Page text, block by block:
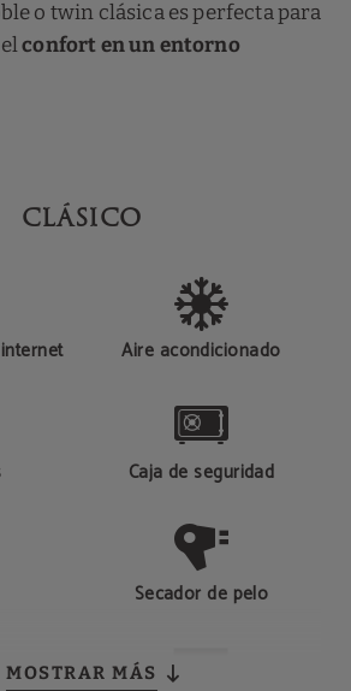
o twin clásica es perfecta para
elconfort en un entorno
CLÁSICO
Aire acondicionado
Caja de seguridad
Secador de pelo
MOSTRAR MÁS